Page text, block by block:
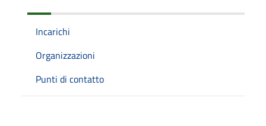
Incarichi
Organizzazioni
Punti di contatto